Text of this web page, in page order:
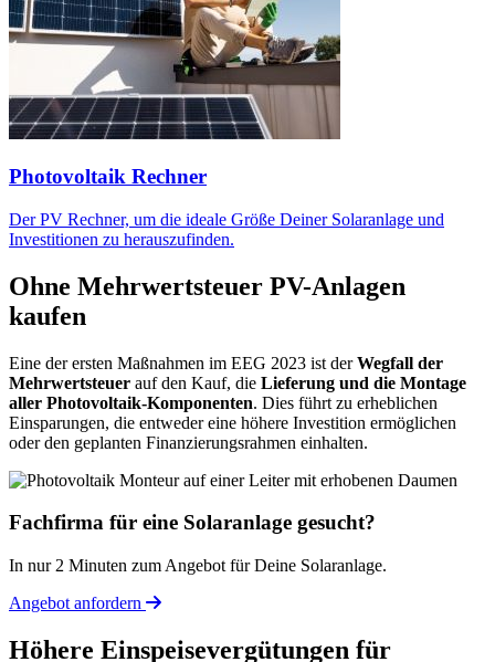
Photovoltaik Rechner
Der PV Rechner, um die ideale Größe Deiner Solaranlage und
Investitionen zu herauszufinden.
Ohne Mehrwertsteuer PV-Anlagen
kaufen
Eine der ersten Maßnahmen im EEG 2023 ist derWegfall der
Mehrwertsteuer auf den Kauf, die Lieferung und die Montage
aller Photovoltaik-Komponenten. Dies führt zu erheblichen
Einsparungen, die entweder eine höhere Investition ermöglichen
oder den geplanten Finanzierungsrahmen einhalten.
Fachfirma für eine Solaranlage gesucht?
In nur 2 Minuten zum Angebot für Deine Solaranlage.
Angebot anfordern
Höhere Einspeisevergütungen für